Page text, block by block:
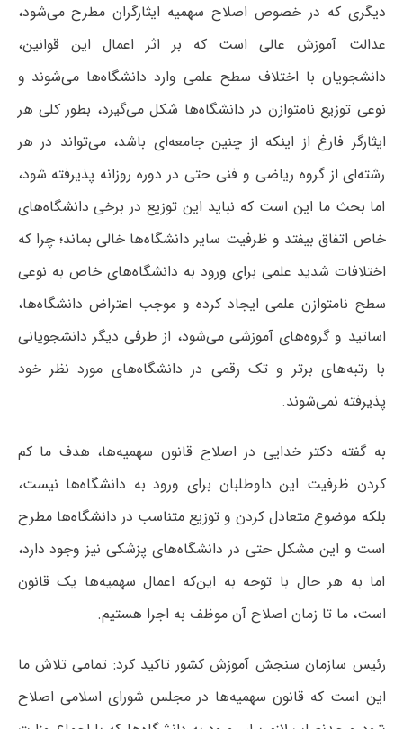
دیگری که در خصوص اصلاح سهمیه ایثارگران مطرح می‌شود،
عدالت آموزش عالی است که بر اثر اعمال این قوانین،
دانشجویان با اختلاف سطح علمی وارد دانشگاه‌ها می‌شوند و
نوعی توزیع نامتوازن در دانشگاه‌ها شکل می‌گیرد، بطور کلی هر
ایثارگر فارغ از اینکه از چنین جامعه‌ای باشد، می‌تواند در هر
رشته‌ای از گروه ریاضی و فنی حتی در دوره روزانه پذیرفته شود،
اما بحث ما این است که نباید این توزیع در برخی دانشگاه‌های
خاص اتفاق بیفتد و ظرفیت‌ سایر دانشگاه‌ها خالی بماند؛ چرا که
اختلافات شدید علمی برای ورود به دانشگاه‌های خاص به نوعی
سطح نامتوازن علمی ایجاد کرده و موجب اعتراض دانشگاه‌ها،‌
اساتید و گروه‌های آموزشی می‌شود، از طرفی دیگر دانشجویانی
با رتبه‌های برتر و تک رقمی در دانشگاه‌های مورد نظر خود
پذیرفته نمی‌شوند.
به گفته دکتر خدایی در اصلاح قانون سهمیه‌ها، هدف ما کم
کردن ظرفیت این داوطلبان برای ورود به دانشگاه‌ها نیست،
بلکه موضوع متعادل کردن و توزیع متناسب در دانشگاه‌ها مطرح
است و این مشکل حتی در دانشگاه‌های پزشکی نیز وجود دارد،
اما به هر حال با توجه به این‌که اعمال سهمیه‌ها یک قانون
است، ما تا زمان اصلاح آن موظف به اجرا هستیم.
رئیس سازمان سنجش آموزش کشور تاکید کرد: تمامی تلاش ما
این است که قانون سهمیه‌ها در مجلس شورای اسلامی اصلاح